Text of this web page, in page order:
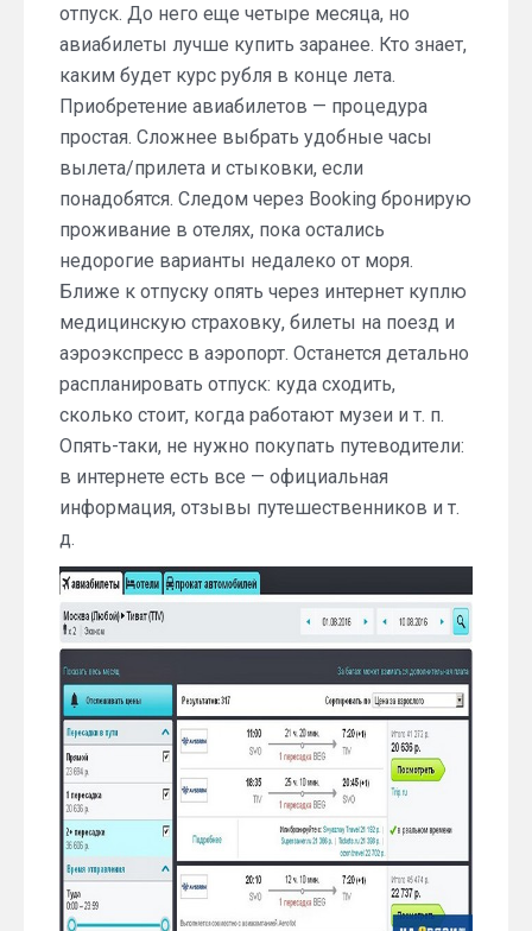
отпуск. До него еще четыре месяца, но
авиабилеты лучше купить заранее. Кто знает,
каким будет курс рубля в конце лета.
Приобретение авиабилетов — процедура
простая. Сложнее выбрать удобные часы
вылета/прилета и стыковки, если
понадобятся. Следом через Booking бронирую
проживание в отелях, пока остались
недорогие варианты недалеко от моря.
Ближе к отпуску опять через интернет куплю
медицинскую страховку, билеты на поезд и
аэроэкспресс в аэропорт. Останется детально
распланировать отпуск: куда сходить,
сколько стоит, когда работают музеи и т. п.
Опять-таки, не нужно покупать путеводители:
в интернете есть все — официальная
информация, отзывы путешественников и т.
д.